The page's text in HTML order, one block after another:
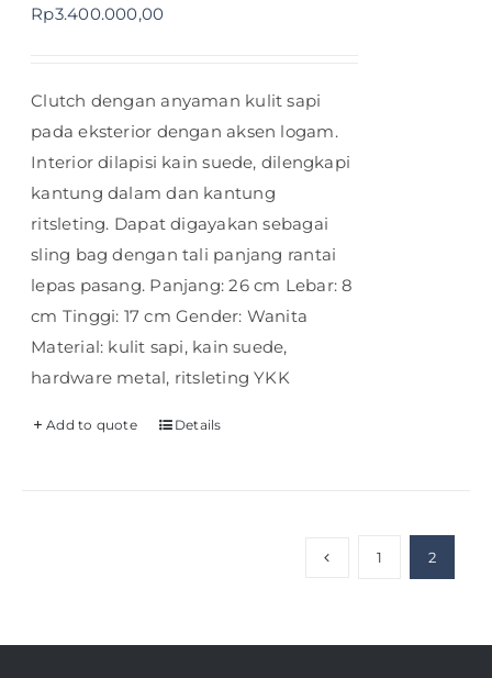
Rp3.400.000,00
Clutch dengan anyaman kulit sapi
pada eksterior dengan aksen logam.
Interior dilapisi kain suede, dilengkapi
kantung dalam dan kantung
ritsleting. Dapat digayakan sebagai
sling bag dengan tali panjang rantai
lepas pasang. Panjang: 26 cm Lebar: 8
cm Tinggi: 17 cm Gender: Wanita
Material: kulit sapi, kain suede,
hardware metal, ritsleting YKK
Add to quote Details
1 2